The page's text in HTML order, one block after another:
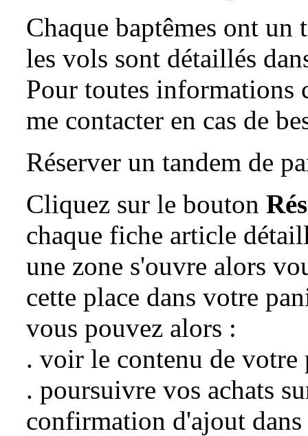
Chaque baptêmes ont
les vols sont détaillés
Pour toutes informations
me contacter en cas de
Réserver un tandem de
Cliquez sur le bouton
chaque fiche article
une zone s'ouvre alors
cette place dans votre
vous pouvez alors :
. voir le contenu de votre
. poursuivre vos achats
confirmation d'ajout